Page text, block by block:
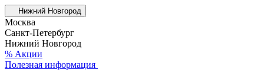
Нижний Новгород
Москва
Санкт-Петербург
Нижний Новгород
% Акции
Полезная информация